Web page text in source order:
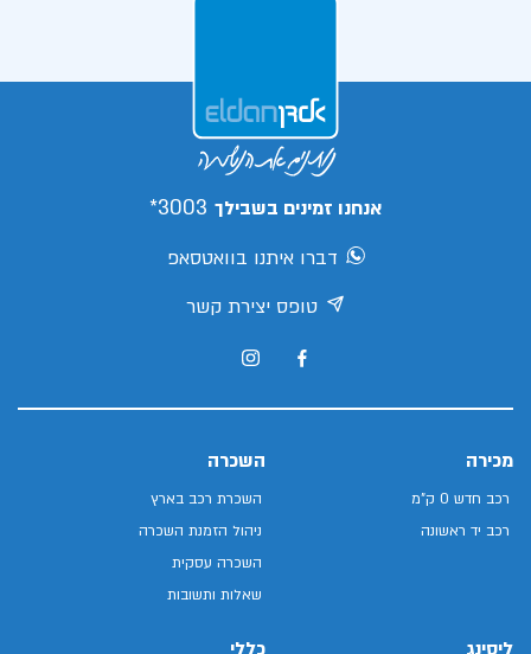
אנחנו זמינים בשבילך 3003*
דברו איתנו בוואטסאפ
טופס יצירת קשר
מכירה
רכב חדש 0 ק"מ
רכב יד ראשונה
השכרה
השכרת רכב בארץ
ניהול הזמנת השכרה
השכרה עסקית
שאלות ותשובות
ליסינג כללי